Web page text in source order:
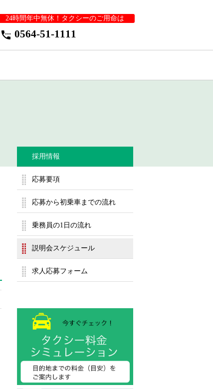
24時間年中無休！タクシーのご用命は
settings_phone 0564-51-1111
採用情報
応募要項
応募から初乗車までの流れ
乗務員の1日の流れ
説明会スケジュール
求人応募フォーム